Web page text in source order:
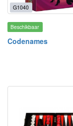
G1040
Beschikbaar
Codenames